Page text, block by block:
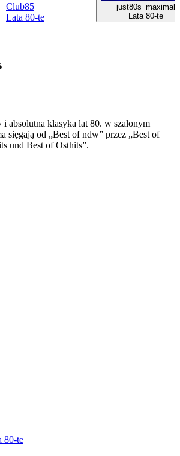
Club85
Lata 80-te
just80s_maximal
Lata 80-te
i absolutna klasyka lat 80. w szalonym
sięgają od „Best of ndw” przez „Best of
und Best of Osthits”.
80-te